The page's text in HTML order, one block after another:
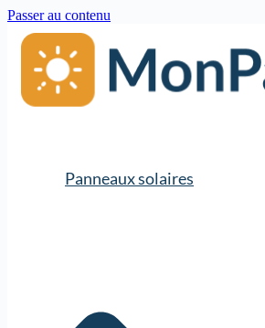
Passer au contenu
Panneaux solaires